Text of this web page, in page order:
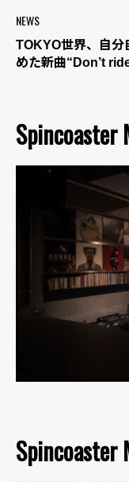
NEWS
TOKYO世界、自分
めた新曲“Don’t
Spincoaster
Spincoaster